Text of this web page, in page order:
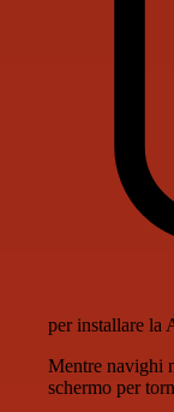
per installare la
Mentre navighi
schermo per